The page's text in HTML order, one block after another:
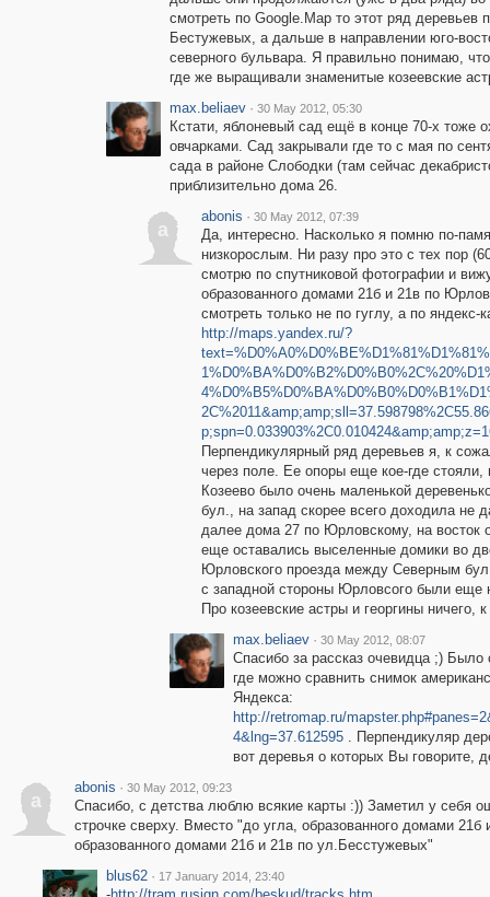
смотреть по Google.Map то этот ряд
Бестужевых, а дальше в направлении юго-
северного бульвара. Я правильно понимаю,
где же выращивали знаменитые козеевские
max.beliaev · 30 May 2012, 05:30
Кстати, яблоневый сад ещё в конце 70-х тоже
овчарками. Сад закрывали где то с мая по
сада в районе Слободки (там сейчас
приблизительно дома 26.
a
abonis · 30 May 2012, 07:39
Да, интересно. Насколько я помню по-
низкорослым. Ни разу про это с тех пор
смотрю по спутниковой фотографии и
образованного домами 21б и 21в по
смотреть только не по гуглу, а по яндекс-
http://maps.yandex.ru/?
Перпендикулярный ряд деревьев я, к
через поле. Ее опоры еще кое-где стояли,
Козеево было очень маленькой
бул., на запад скорее всего доходила не
далее дома 27 по Юрловскому, на восток
еще оставались выселенные домики во
Юрловского проезда между Северным
с западной стороны Юрловсого были еще
Про козеевские астры и георгины ничего,
max.beliaev · 30 May 2012, 08:07
Спасибо за рассказ очевидца ;) Было
где можно сравнить снимок
Яндекса:
http://retromap.ru/
4&lng=37.612595. Перпендикуляр
вот деревья о которых Вы говорите,
a
abonis · 30 May 2012, 09:23
Спасибо, с детства люблю всякие карты :)) Заметил у себя
строчке сверху. Вместо "до угла, образованного домами
образованного домами 21б и 21в по ул.Бесстужевых"
blus62 · 17 January 2014, 23:40